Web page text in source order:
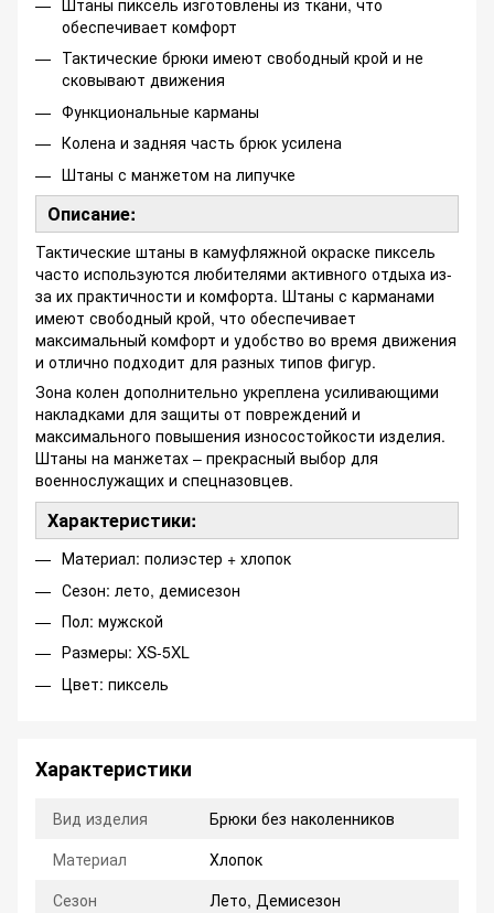
обеспечивает комфорт
Тактические брюки имеют свободный крой и не
сковывают движения
Функциональные карманы
Колена и задняя часть брюк усилена
Штаны с манжетом на липучке
Описание:
Тактические штаны в камуфляжной окраске пиксель
часто используются любителями активного отдыха из-
за их практичности и комфорта. Штаны с карманами
имеют свободный крой, что обеспечивает
максимальный комфорт и удобство во время движения
и отлично подходит для разных типов фигур.
Зона колен дополнительно укреплена усиливающими
накладками для защиты от повреждений и
максимального повышения износостойкости изделия.
Штаны на манжетах – прекрасный выбор для
военнослужащих и спецназовцев.
Характеристики:
Материал: полиэстер + хлопок
Сезон: лето, демисезон
Пол: мужской
Размеры: XS-5XL
Цвет: пиксель
Характеристики
Вид изделия
Брюки без наколенников
Материал
Хлопок
Сезон
Лето, Демисезон